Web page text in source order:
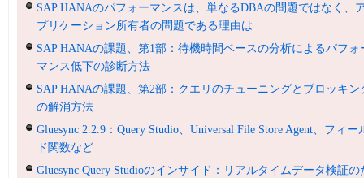
SAP HANAのパフォーマンスは、単なるDBAの問題ではなく、
プリケーション所有者の問題である理由は
SAP HANAの課題、第1部：待機時間ベースの分析によるパフォ
マンス低下の診断方法
SAP HANAの課題、第2部：クエリのチューニングとブロッキン
の解消方法
Gluesync 2.2.9：Query Studio、Universal File Store Agent、フィー
ド関数など
Gluesync Query Studioのインサイド：リアルタイムデータ検証の